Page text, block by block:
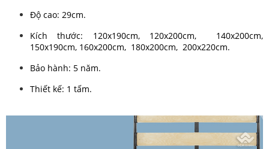
Độ cao: 29cm.
Kích thước: 120x190cm, 120x200cm, 140x200cm,
150x190cm, 160x200cm, 180x200cm, 200x220cm.
Bảo hành: 5 năm.
Thiết kế: 1 tấm.